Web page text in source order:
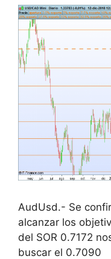
AudUsd.- Se
alcanzar los
del SOR 0.7172
buscar el 0.7090